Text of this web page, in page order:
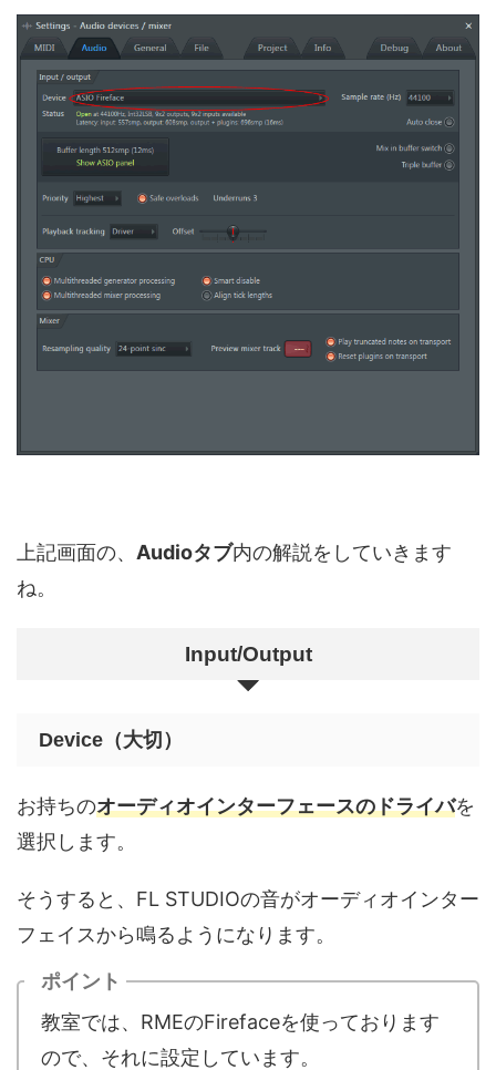
上記画面の、 Audioタブ内の解説をしていきます
ね。
Input/Output
Device（大切）
お持ちのオーディオインターフェースのドライバを
選択します。
そうすると、FL STUDIOの音がオーディオインター
フェイスから鳴るようになります。
ポイント
教室では、RMEのFirefaceを使っております
ので、それに設定しています。